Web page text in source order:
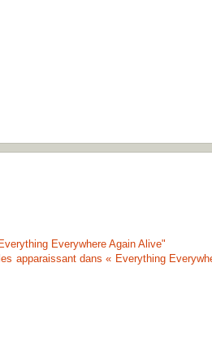
Everywhere Again Alive"
apparaissant dans « Everything